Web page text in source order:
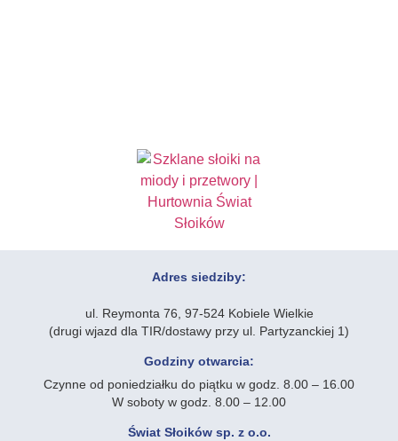
Adres siedziby:
ul. Reymonta 76, 97-524 Kobiele Wielkie
(drugi wjazd dla TIR/dostawy przy ul. Partyzanckiej 1)
Godziny otwarcia:
Czynne od poniedziałku do piątku w godz. 8.00 – 16.00
W soboty w godz. 8.00 – 12.00
Świat Słoików sp. z o.o.